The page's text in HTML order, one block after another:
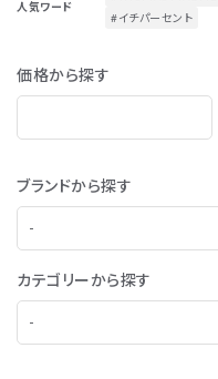
人気ワード
#イチパーセント
価格から探す
ブランドから探す
カテゴリーから探す